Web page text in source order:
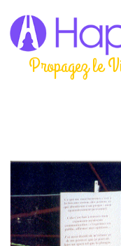
Propagez le